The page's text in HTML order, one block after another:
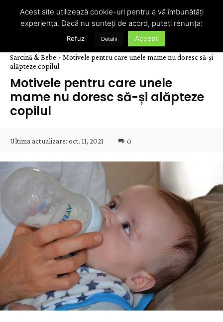
Sarcină & Bebe
Motivele pentru care unele mame nu doresc să-și
alăpteze copilul
Motivele pentru care unele
mame nu doresc să-și alăpteze
copilul
Ultima actualizare: oct. 11, 2021 0
Acest site utilizează cookie-uri pentru a vă îmbunătăți
experiența. Dacă nu sunteți de acord, puteți renunța:
Refuz Detalii Accept